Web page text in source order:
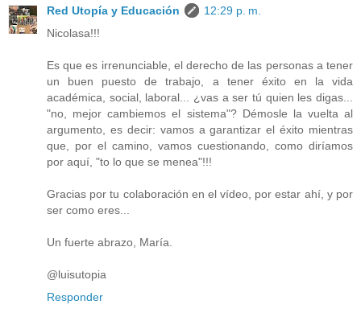
Red Utopía y Educación
12:29 p. m.
Nicolasa!!!
Es que es irrenunciable, el derecho de las personas a tener
un buen puesto de trabajo, a tener éxito en la vida
académica, social, laboral... ¿vas a ser tú quien les digas...
"no, mejor cambiemos el sistema"? Démosle la vuelta al
argumento, es decir: vamos a garantizar el éxito mientras
que, por el camino, vamos cuestionando, como diríamos
por aquí, "to lo que se menea"!!!
Gracias por tu colaboración en el vídeo, por estar ahí, y por
ser como eres...
Un fuerte abrazo, María.
@luisutopia
Responder